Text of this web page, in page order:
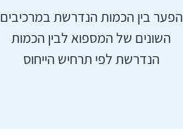
הפער בין הכמות הנדרשת במרכיבים
השונים של המספוא לבין הכמות
הנדרשת לפי תרחיש הייחוס